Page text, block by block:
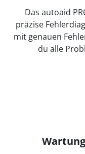
Das autoaid
präzise
mit genauen
du alle